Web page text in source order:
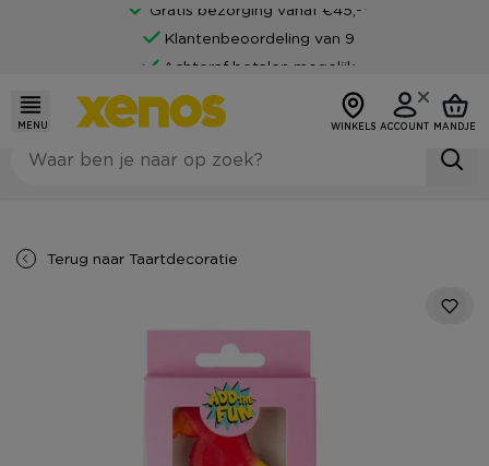
Gratis bezorging vanaf €45,-*
Klantenbeoordeling van 9
Achteraf betalen mogelijk
MENU WINKELS ACCOUNT MANDJE
Terug naar Taartdecoratie